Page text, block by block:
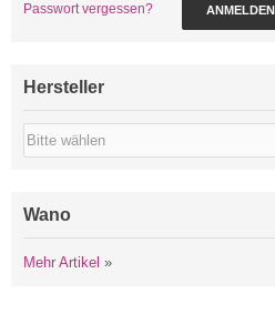
Passwort vergessen? ANMELDEN
Hersteller
Wano
Mehr Artikel »